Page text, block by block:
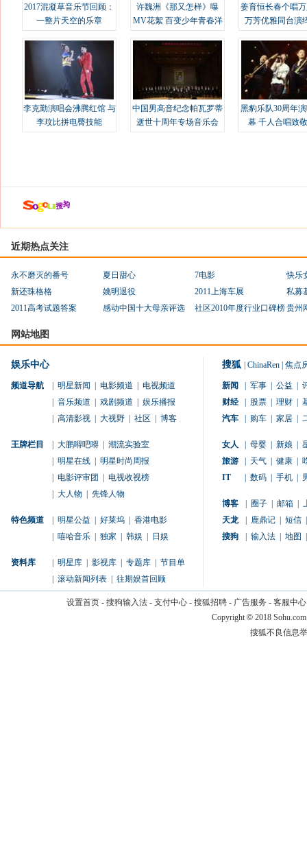
2017混凝草音乐节回顾：
一整片天空的乐章
许魏洲《那又怎样》曝
MV花絮 百变少年青春洋
姜育恒长春个唱
万芳优雅同台演
李克勤演唱会沸腾红馆 与
李玟比拼电臀技能
中国男高音纪念帕瓦罗蒂
逝世十周年专场音乐会
黑豹乐队30周年
幕 千人合唱致
近期热点关注
永不磨灭的番号 夏日甜心 7电影
快乐
新还珠格格
姚明退役 2011上海车展
私募
2011高考试题答案
感动中国十大母亲评选 社区2010年度行业口碑榜贵州
网站地图
娱乐中心
频道导航 明星新闻 电影频道
电视频道
音乐频道 戏剧频道
娱乐播报
高清影视 大视野 社区 博客
王牌栏目 大鹏嘚吧嘚
潮流实验室
明星在线
明星时尚周报
电影评审团
电视收视榜
大人物 先锋人物
特色频道 明星公益 好莱坞
香港电影
嘻哈音乐 独家 韩娱 日娱
资料库 明星库 影视库 专题库
节目单
滚动新闻列表 往期娱首回顾
搜狐 ChinaRen 焦点
新闻 军事 公益
财经
股票 理财
汽车
购车 家居
女人 母婴 新娘
旅游
天气 健康
IT
数码 手机
博客 圈子 邮箱
天龙
鹿鼎记 短信
搜狗
输入法 地图
设置首页- 搜狗输入法- 支付中心- 搜狐招聘- 广告服务 - 客服中心
Copyright © 2018
搜狐不良信息